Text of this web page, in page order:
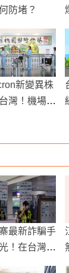
防堵？
新變異株
灣！機場攔
最新詐騙手
！在台灣成